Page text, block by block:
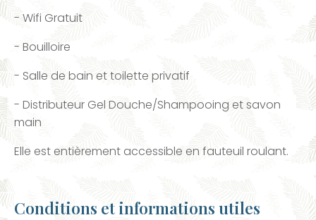
- Wifi Gratuit
- Bouilloire
- Salle de bain et toilette privatif
- Distributeur Gel Douche/Shampooing et savon
main
Elle est entièrement accessible en fauteuil roulant.
Conditions et informations utiles